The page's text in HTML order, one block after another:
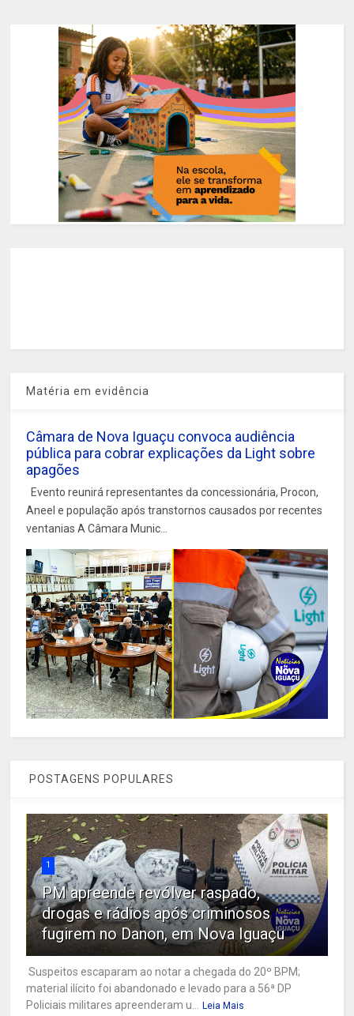
Matéria em evidência
Câmara de Nova Iguaçu convoca audiência
pública para cobrar explicações da Light sobre
apagões
Evento reunirá representantes da concessionária, Procon,
Aneel e população após transtornos causados por recentes
ventanias A Câmara Munic...
POSTAGENS POPULARES
1
PM apreende revólver raspado,
drogas e rádios após criminosos
fugirem no Danon, em Nova Iguaçu
Suspeitos escaparam ao notar a chegada do 20º BPM;
material ilícito foi abandonado e levado para a 56ª DP
Policiais militares apreenderam u...
Leia Mais